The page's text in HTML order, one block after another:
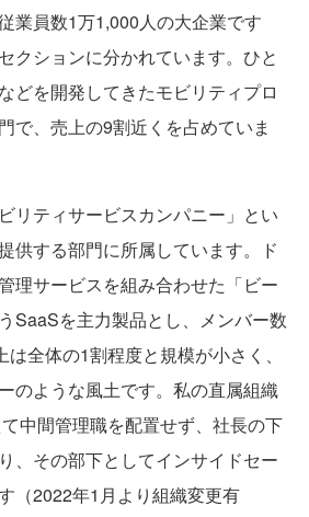
業員数1万1,000人の大企業です
クションに分かれています。ひと
どを開発してきたモビリティプロ
で、売上の9割近くを占めていま
リティサービスカンパニー」とい
供する部門に所属しています。ド
理サービスを組み合わせた「ビー
SaaSを主力製品とし、メンバー数
全体の1割程度と規模が小さく、
のような風土です。私の直属組織
中間管理職を配置せず、社長の下
、その部下としてインサイドセー
（2022年1月より組織変更有